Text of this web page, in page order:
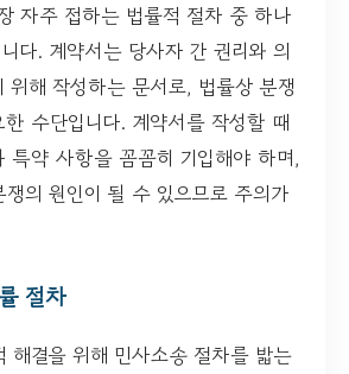
자주 접하는 법률적 절차 중 하나
다. 계약서는 당사자 간 권리와 의
위해 작성하는 문서로, 법률상 분쟁
수단입니다. 계약서를 작성할 때
특약 사항을 꼼꼼히 기입해야 하며,
의 원인이 될 수 있으므로 주의가
절차
해결을 위해 민사소송 절차를 밟는